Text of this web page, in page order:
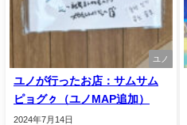
ユノ
ユノが行ったお店：サムサム
ピョグㇰ（ユノMAP追加）
2024年7月14日